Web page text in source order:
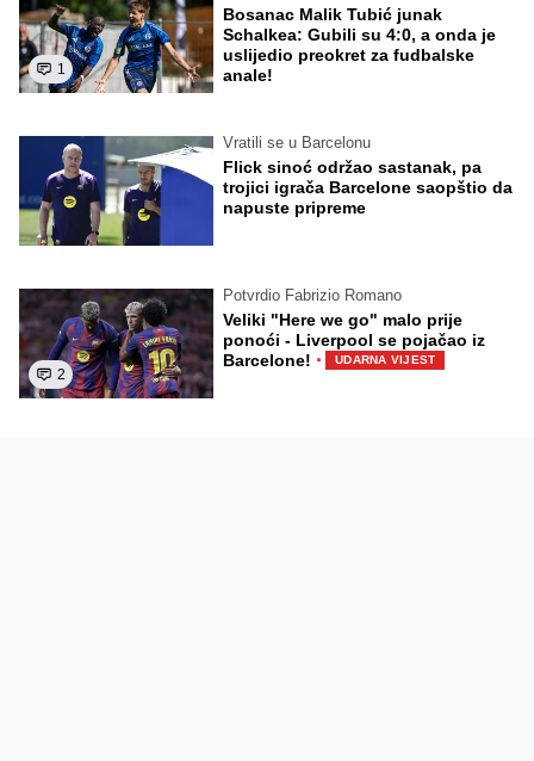
1
Bosanac Malik Tubić junak
Schalkea: Gubili su 4:0, a onda je
uslijedio preokret za fudbalske
anale!
Vratili se u Barcelonu
Flick sinoć održao sastanak, pa
trojici igrača Barcelone saopštio da
napuste pripreme
2
Potvrdio Fabrizio Romano
Veliki "Here we go" malo prije
ponoći - Liverpool se pojačao iz
Barcelone! · UDARNA VIJEST